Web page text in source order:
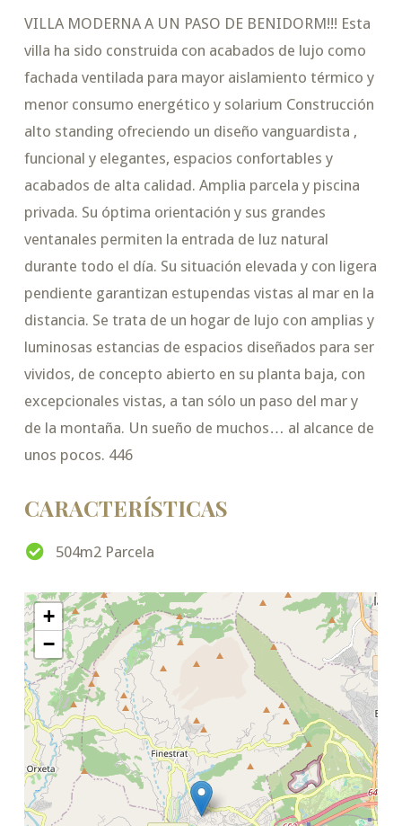
VILLA MODERNA A UN PASO DE BENIDORM!!! Esta
villa ha sido construida con acabados de lujo como
fachada ventilada para mayor aislamiento térmico y
menor consumo energético y solarium Construcción
alto standing ofreciendo un diseño vanguardista ,
funcional y elegantes, espacios confortables y
acabados de alta calidad. Amplia parcela y piscina
privada. Su óptima orientación y sus grandes
ventanales permiten la entrada de luz natural
durante todo el día. Su situación elevada y con ligera
pendiente garantizan estupendas vistas al mar en la
distancia. Se trata de un hogar de lujo con amplias y
luminosas estancias de espacios diseñados para ser
vividos, de concepto abierto en su planta baja, con
excepcionales vistas, a tan sólo un paso del mar y
de la montaña. Un sueño de muchos… al alcance de
unos pocos. 446
CARACTERÍSTICAS
504m2 Parcela
+
−